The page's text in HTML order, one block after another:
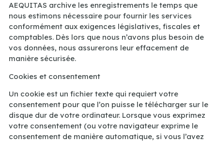
AEQUITAS archive les enregistrements le temps que
nous estimons nécessaire pour fournir les services
conformément aux exigences législatives, fiscales et
comptables. Dès lors que nous n’avons plus besoin de
vos données, nous assurerons leur effacement de
manière sécurisée.
Cookies et consentement
Un cookie est un fichier texte qui requiert votre
consentement pour que l’on puisse le télécharger sur le
disque dur de votre ordinateur. Lorsque vous exprimez
votre consentement (ou votre navigateur exprime le
consentement de manière automatique, si vous l’avez